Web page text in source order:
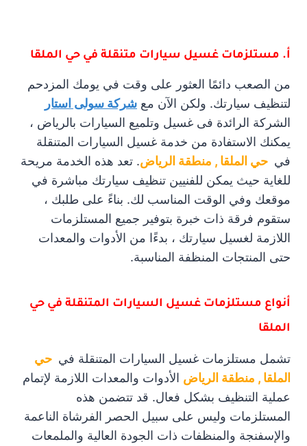
أ. مستلزمات غسيل سيارات متنقلة في حي الملقا
من الصعب دائمًا العثور على وقت في يومك المزدحم
لتنظيف سيارتك. ولكن الآن مع شركة سولى استار
الشركة الرائدة فى غسيل وتلميع السيارات بالرياض ،
يمكنك الاستفادة من خدمة غسيل السيارات المتنقلة
في حي الملقا , منطقة الرياض. تعد هذه الخدمة مريحة
للغاية حيث يمكن للفنيين تنظيف سيارتك مباشرة في
موقعك وفي الوقت المناسب لك. بناءً على طلبك ،
ستقوم فرقة ذات خبرة بتوفير جميع المستلزمات
اللازمة لغسيل سيارتك ، بدءًا من الأدوات والمعدات
حتى المنتجات المنظفة المناسبة.
أنواع مستلزمات غسيل السيارات المتنقلة في حي
الملقا
تشمل مستلزمات غسيل السيارات المتنقلة في حي
الملقا , منطقة الرياض الأدوات والمعدات اللازمة لإتمام
عملية التنظيف بشكل فعال. قد تتضمن هذه
المستلزمات وليس على سبيل الحصر الفرشاة الناعمة
والإسفنجة والمنظفات ذات الجودة العالية والملمعات